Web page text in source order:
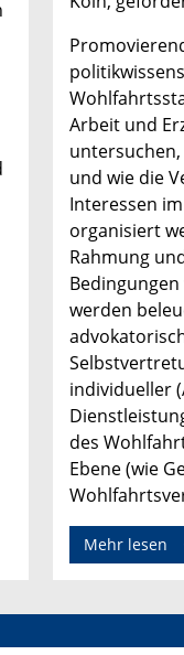
Arbeit und
und wie die
Interessen
organisiert
Rahmung
werden
individueller
des
Ebene (wie
Mehr lesen